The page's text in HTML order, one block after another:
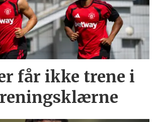
får ikke trene i